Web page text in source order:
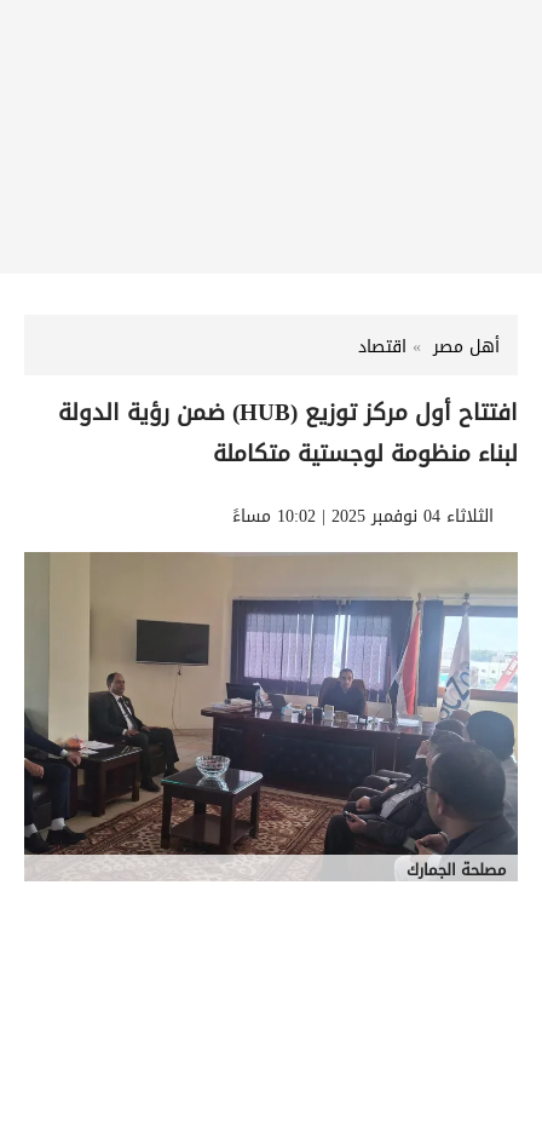
أهل مصر اقتصاد
افتتاح أول مركز توزيع (HUB) ضمن رؤية الدولة
لبناء منظومة لوجستية متكاملة
الثلاثاء 04 نوفمبر 2025 | 10:02 مساءً
مصلحة الجمارك